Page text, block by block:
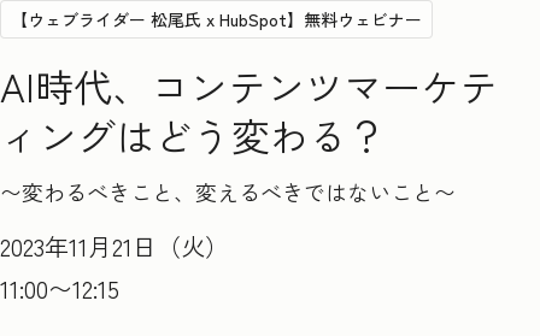
【ウェブライダー 松尾氏 x HubSpot】無料ウェビナー
AI時代、コンテンツマーケテ
ィングはどう変わる？
〜変わるべきこと、変えるべきではないこと〜
2023年11月21日（火）
11:00〜12:15